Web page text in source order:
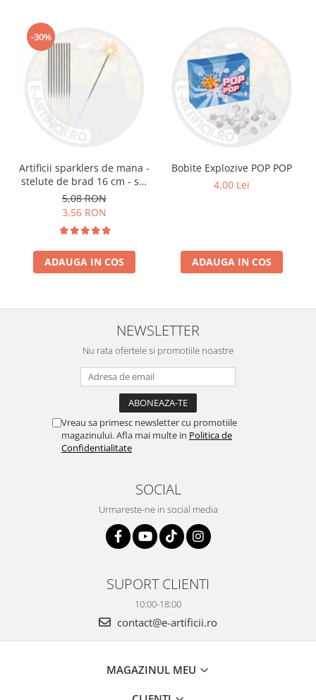
-30%
Artificii sparklers de mana -
stelute de brad 16 cm - set
10 buc
5,08 RON
3,56 RON
ADAUGA IN COS
Bobite Explozive POP POP
4,00 Lei
ADAUGA IN COS
NEWSLETTER
Nu rata ofertele si promotiile noastre
Vreau sa primesc newsletter cu promotiile
magazinului. Afla mai multe in Politica de
Confidentialitate
SOCIAL
Urmareste-ne in social media
SUPORT CLIENTI
10:00-18:00
contact@e-artificii.ro
MAGAZINUL MEU